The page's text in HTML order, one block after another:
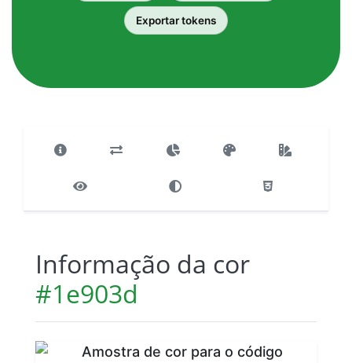
Exportar tokens
Informação da cor
#1e903d